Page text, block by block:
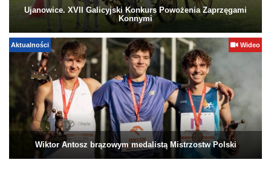
Ujanowice. XVII Galicyjski Konkurs Powożenia Zaprzęgami
Konnymi
Aktualności Wideo
Wiktor Antosz brązowym medalistą Mistrzostw Polski